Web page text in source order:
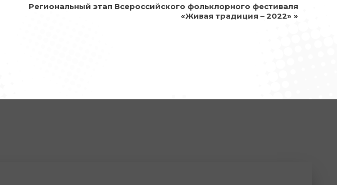
Региональный этап Всероссийского фольклорного фестиваля
«Живая традиция – 2022» »